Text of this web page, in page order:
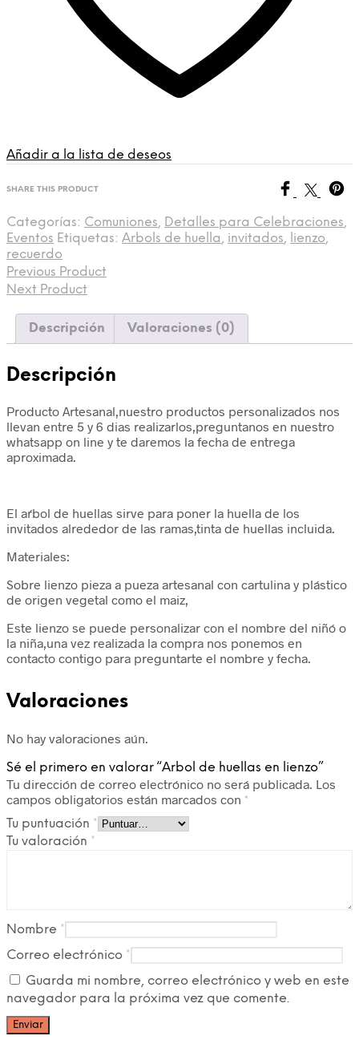
Añadir a la lista de deseos
SHARE THIS PRODUCT
Categorías: Comuniones, Detalles para Celebraciones,
Eventos Etiquetas: Arbols de huella, invitados, lienzo,
recuerdo
Previous Product
Next Product
Descripción Valoraciones (0)
Descripción
Producto Artesanal,nuestro productos personalizados nos
llevan entre 5 y 6 dias realizarlos,preguntanos en nuestro
whatsapp on line y te daremos la fecha de entrega
aproximada.
El aŕbol de huellas sirve para poner la huella de los
invitados alrededor de las ramas,tinta de huellas incluida.
Materiales:
Sobre lienzo pieza a pueza artesanal con cartulina y plástico
de origen vegetal como el maiz,
Este lienzo se puede personalizar con el nombre del niñó o
la niña,una vez realizada la compra nos ponemos en
contacto contigo para preguntarte el nombre y fecha.
Valoraciones
No hay valoraciones aún.
Sé el primero en valorar “Arbol de huellas en lienzo”
Tu dirección de correo electrónico no será publicada. Los
campos obligatorios están marcados con *
Tu puntuación *
Tu valoración *
Nombre *
Correo electrónico *
Guarda mi nombre, correo electrónico y web en este
navegador para la próxima vez que comente.